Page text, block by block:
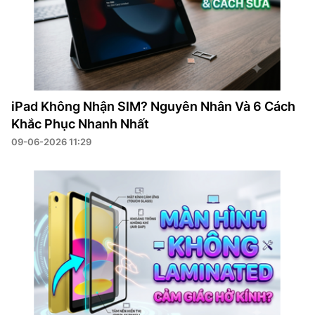
iPad Không Nhận SIM? Nguyên Nhân Và 6 Cách
Khắc Phục Nhanh Nhất
09-06-2026 11:29